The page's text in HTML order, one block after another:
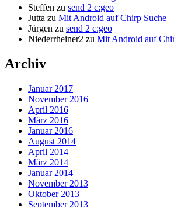
Steffen zu send 2 c:geo
Jutta zu Mit Android auf Chirp Suche
Jürgen zu send 2 c:geo
Niederrheiner2 zu Mit Android auf
Archiv
Januar 2017
November 2016
April 2016
März 2016
Januar 2016
August 2014
April 2014
März 2014
Januar 2014
November 2013
Oktober 2013
September 2013